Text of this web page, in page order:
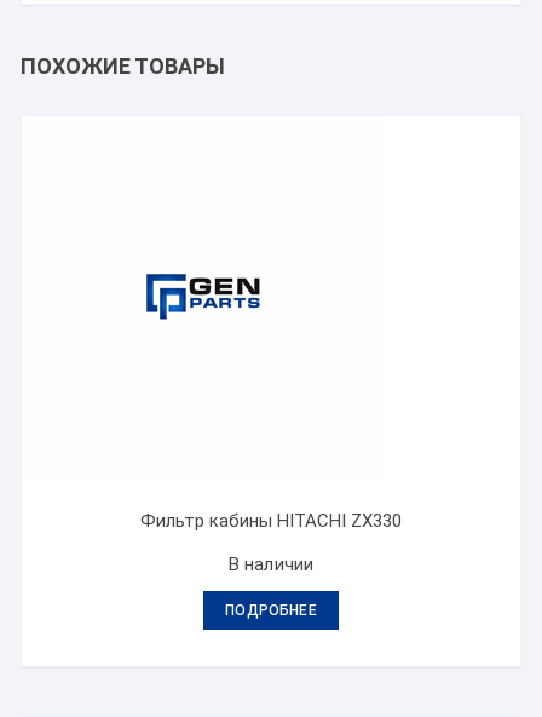
ПОХОЖИЕ ТОВАРЫ
Фильтр кабины HITACHI ZX330
В наличии
ПОДРОБНЕЕ